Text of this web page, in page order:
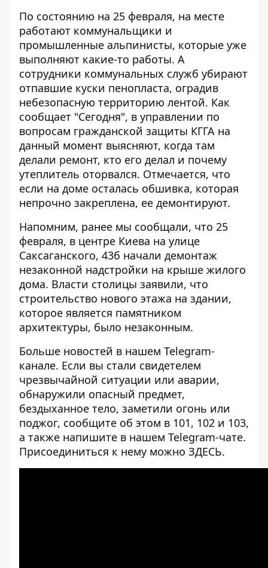
По состоянию на 25 февраля, на месте
работают коммунальщики и
промышленные альпинисты, которые уже
выполняют какие-то работы. А
сотрудники коммунальных служб убирают
отпавшие куски пенопласта, оградив
небезопасную территорию лентой. Как
сообщает "Сегодня", в управлении по
вопросам гражданской защиты КГГА на
данный момент выясняют, когда там
делали ремонт, кто его делал и почему
утеплитель оторвался. Отмечается, что
если на доме осталась обшивка, которая
непрочно закреплена, ее демонтируют.
Напомним, ранее мы сообщали, что 25
февраля, в центре Киева на улице
Саксаганского, 43б начали демонтаж
незаконной надстройки на крыше жилого
дома. Власти столицы заявили, что
строительство нового этажа на здании,
которое является памятником
архитектуры, было незаконным.
Больше новостей в нашем Telegram-
канале. Если вы стали свидетелем
чрезвычайной ситуации или аварии,
обнаружили опасный предмет,
бездыханное тело, заметили огонь или
поджог, сообщите об этом в 101, 102 и 103,
а также напишите в нашем Telegram-чате.
Присоединиться к нему можно ЗДЕСЬ.